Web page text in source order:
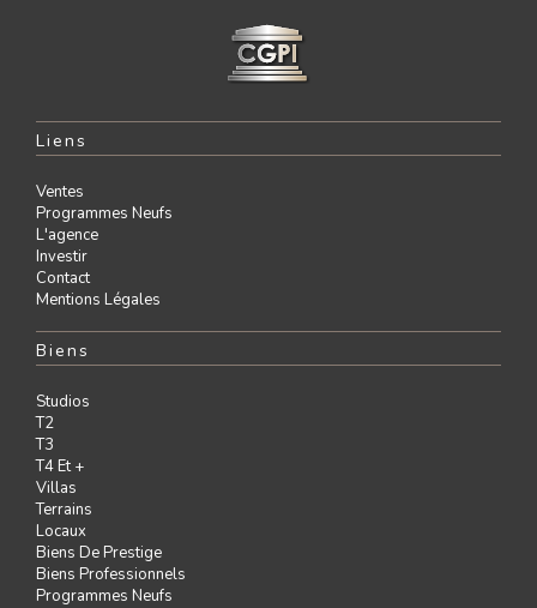
Liens
Ventes
Programmes Neufs
L'agence
Investir
Contact
Mentions Légales
Biens
Studios
T2
T3
T4 Et +
Villas
Terrains
Locaux
Biens De Prestige
Biens Professionnels
Programmes Neufs